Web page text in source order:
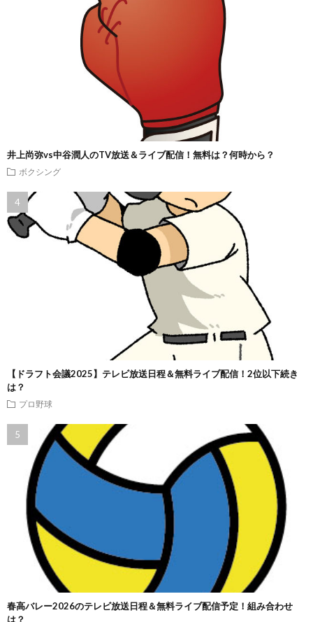
井上尚弥vs中谷潤人のTV放送＆ライブ配信！無料は？何時から？
ボクシング
【ドラフト会議2025】テレビ放送日程＆無料ライブ配信！2位以下続き
は？
プロ野球
春高バレー2026のテレビ放送日程＆無料ライブ配信予定！組み合わせ
は？